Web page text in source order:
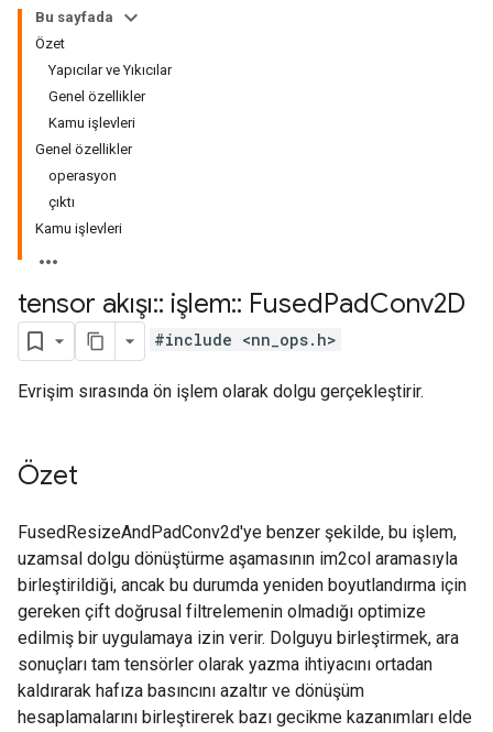
Bu sayfada
Özet
Yapıcılar ve Yıkıcılar
Genel özellikler
Kamu işlevleri
Genel özellikler
operasyon
çıktı
Kamu işlevleri
tensor akışı:: işlem:: FusedPadConv2D
#include <nn_ops.h>
Evrişim sırasında ön işlem olarak dolgu gerçekleştirir.
Özet
FusedResizeAndPadConv2d'ye benzer şekilde, bu işlem,
uzamsal dolgu dönüştürme aşamasının im2col aramasıyla
birleştirildiği, ancak bu durumda yeniden boyutlandırma için
gereken çift doğrusal filtrelemenin olmadığı optimize
edilmiş bir uygulamaya izin verir. Dolguyu birleştirmek, ara
sonuçları tam tensörler olarak yazma ihtiyacını ortadan
kaldırarak hafıza basıncını azaltır ve dönüşüm
hesaplamalarını birleştirerek bazı gecikme kazanımları elde